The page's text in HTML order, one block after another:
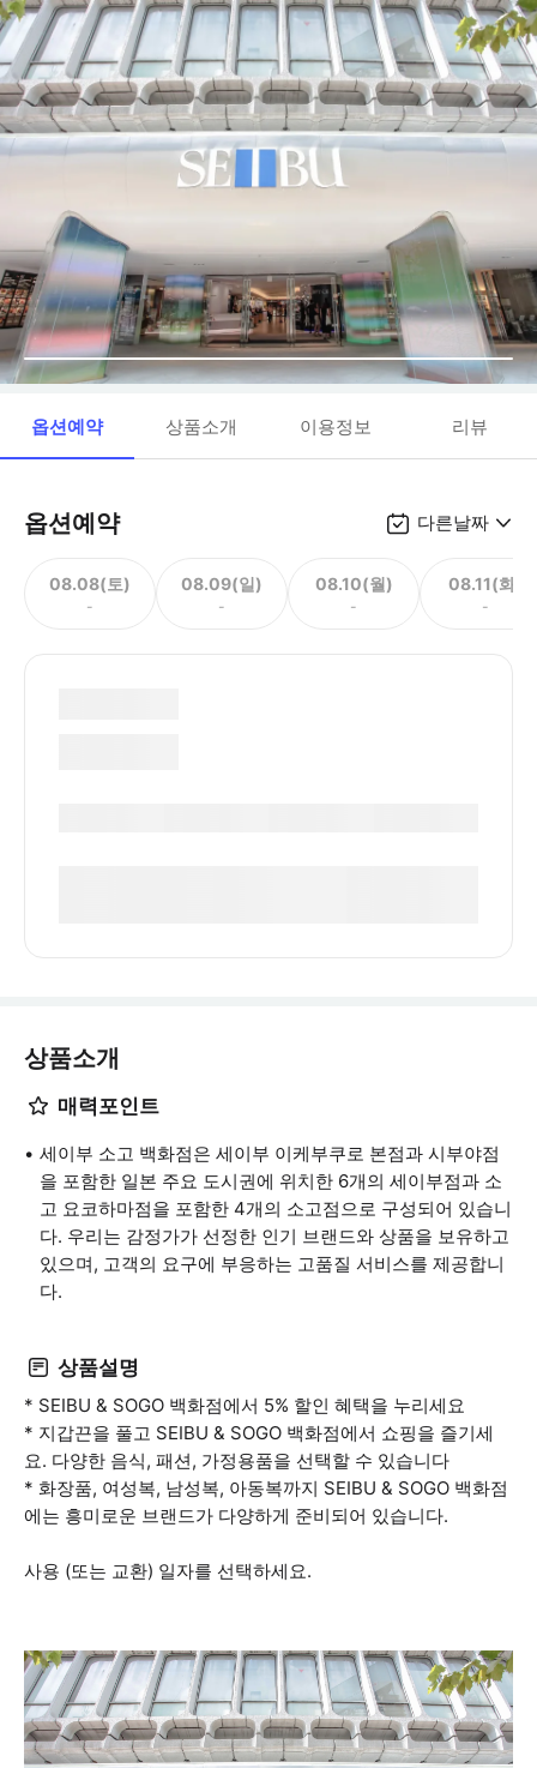
옵션예약 상품소개 이용정보 리뷰
옵션예약 다른날짜
08.08(토)
-
08.09(일)
-
08.10(월)
-
08.11(화)
-
상품소개
매력포인트
세이부 소고 백화점은 세이부 이케부쿠로 본점과 시부야점
을 포함한 일본 주요 도시권에 위치한 6개의 세이부점과 소
고 요코하마점을 포함한 4개의 소고점으로 구성되어 있습니
다. 우리는 감정가가 선정한 인기 브랜드와 상품을 보유하고
있으며, 고객의 요구에 부응하는 고품질 서비스를 제공합니
다.
상품설명
* SEIBU & SOGO 백화점에서 5% 할인 혜택을 누리세요
* 지갑끈을 풀고 SEIBU & SOGO 백화점에서 쇼핑을 즐기세
요. 다양한 음식, 패션, 가정용품을 선택할 수 있습니다
* 화장품, 여성복, 남성복, 아동복까지 SEIBU & SOGO 백화점
에는 흥미로운 브랜드가 다양하게 준비되어 있습니다.
사용 (또는 교환) 일자를 선택하세요.